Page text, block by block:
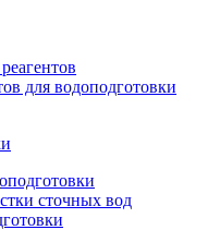
для водоподготовки
сточных вод